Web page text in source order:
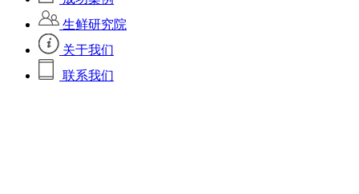
生鲜研究院
关于我们
联系我们